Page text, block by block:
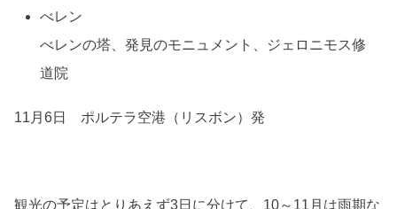
べレン
べレンの塔、発見のモニュメント、ジェロニモス修
道院
11月6日 ポルテラ空港（リスボン）発
観光の予定はとりあえず3日に分けて、10～11月は雨期な